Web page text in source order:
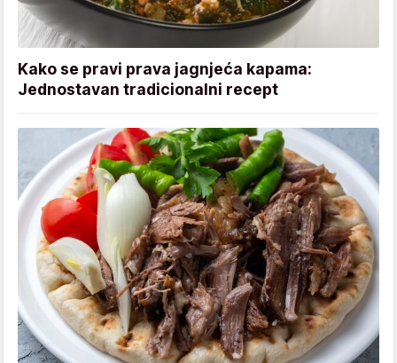
Kako se pravi prava jagnjeća kapama:
Jednostavan tradicionalni recept